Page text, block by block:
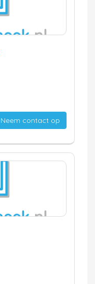
Neem contact op